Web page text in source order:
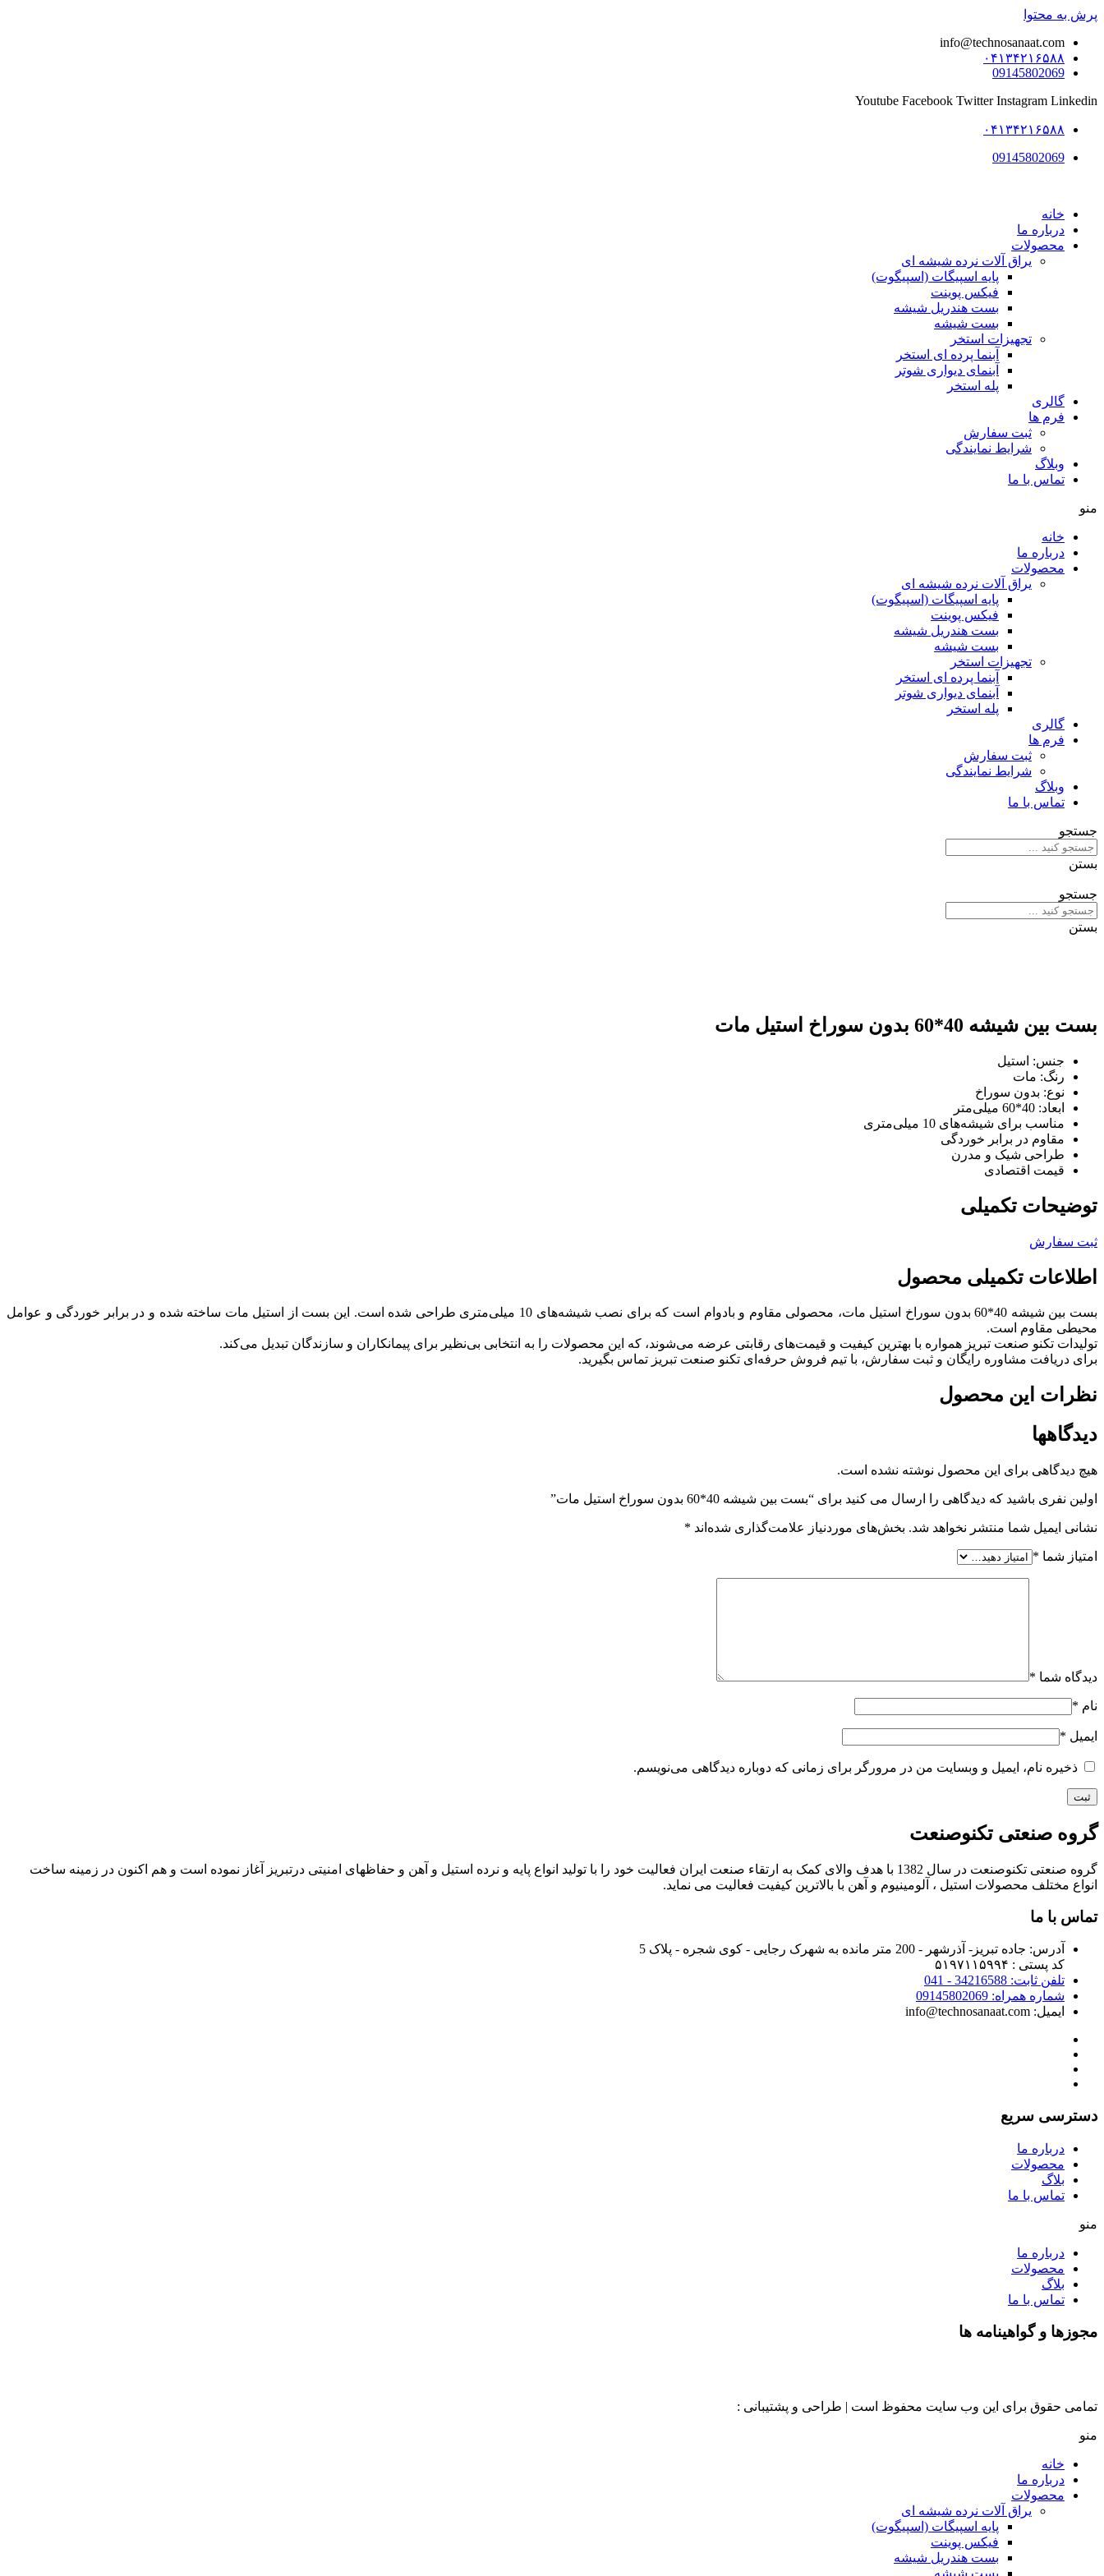
پرش به محتوا
info@technosanaat.com
۰۴۱۳۴۲۱۶۵۸۸
09145802069
Youtube Facebook Twitter Instagram Linkedin
۰۴۱۳۴۲۱۶۵۸۸
09145802069
خانه
درباره ما
محصولات
یراق آلات نرده شیشه ای
پایه اسپیگات (اسپیگوت)
فیکس پوینت
بست هندریل شیشه
بست شیشه
تجهیزات استخر
آبنما پرده ای استخر
آبنمای دیواری شوتر
پله استخر
گالری
فرم ها
ثبت سفارش
شرایط نمایندگی
وبلاگ
تماس با ما
منو
خانه
درباره ما
محصولات
یراق آلات نرده شیشه ای
پایه اسپیگات (اسپیگوت)
فیکس پوینت
بست هندریل شیشه
بست شیشه
تجهیزات استخر
آبنما پرده ای استخر
آبنمای دیواری شوتر
پله استخر
گالری
فرم ها
ثبت سفارش
شرایط نمایندگی
وبلاگ
تماس با ما
جستجو
بستن
جستجو
بستن
بست بین شیشه 40*60 بدون سوراخ استیل مات
جنس: استیل
رنگ: مات
نوع: بدون سوراخ
ابعاد: 40*60 میلی‌متر
مناسب برای شیشه‌های 10 میلی‌متری
مقاوم در برابر خوردگی
طراحی شیک و مدرن
قیمت اقتصادی
توضیحات تکمیلی
ثبت سفارش
اطلاعات تکمیلی محصول
بست بین شیشه 40*60 بدون سوراخ استیل مات، محصولی مقاوم و بادوام است که برای نصب شیشه‌های 10 میلی‌متری طراحی شده است. این بست از استیل مات ساخته شده و در برابر خوردگی و عوامل
محیطی مقاوم است.
تولیدات تکنو صنعت تبریز همواره با بهترین کیفیت و قیمت‌های رقابتی عرضه می‌شوند، که این محصولات را به انتخابی بی‌نظیر برای پیمانکاران و سازندگان تبدیل می‌کند.
برای دریافت مشاوره رایگان و ثبت سفارش، با تیم فروش حرفه‌ای تکنو صنعت تبریز تماس بگیرید.
نظرات این محصول
دیدگاهها
هیچ دیدگاهی برای این محصول نوشته نشده است.
اولین نفری باشید که دیدگاهی را ارسال می کنید برای “بست بین شیشه 40*60 بدون سوراخ استیل مات”
نشانی ایمیل شما منتشر نخواهد شد. بخش‌های موردنیاز علامت‌گذاری شده‌اند *
امتیاز شما *
دیدگاه شما *
نام *
ایمیل *
ذخیره نام، ایمیل و وبسایت من در مرورگر برای زمانی که دوباره دیدگاهی می‌نویسم.
گروه صنعتی تکنوصنعت
گروه صنعتی تکنوصنعت در سال 1382 با هدف والای کمک به ارتقاء صنعت ایران فعالیت خود را با تولید انواع پایه و نرده استیل و آهن و حفاظهای امنیتی درتبریز آغاز نموده است و هم اکنون در زمینه ساخت
انواع مختلف محصولات استیل ، آلومینیوم و آهن با بالاترین کیفیت فعالیت می نماید.
تماس با ما
آدرس: جاده تبریز- آذرشهر - 200 متر مانده به شهرک رجایی - کوی شجره - پلاک 5
کد پستی : ۵۱۹۷۱۱۵۹۹۴
تلفن ثابت: 34216588 - 041
شماره همراه: 09145802069
ایمیل: info@technosanaat.com
دسترسی سریع
درباره ما
محصولات
بلاگ
تماس با ما
منو
درباره ما
محصولات
بلاگ
تماس با ما
مجوزها و گواهینامه ها
تمامی حقوق برای این وب سایت محفوظ است | طراحی و پشتیبانی :
منو
خانه
درباره ما
محصولات
یراق آلات نرده شیشه ای
پایه اسپیگات (اسپیگوت)
فیکس پوینت
بست هندریل شیشه